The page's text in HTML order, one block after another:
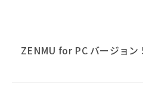
ZENMU for PC バージョン